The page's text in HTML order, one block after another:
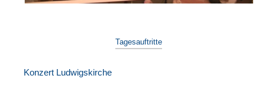
Tagesauftritte
Konzert Ludwigskirche